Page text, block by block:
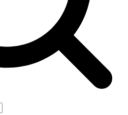
Legends собран рядом с отзывами
нужный набор, согласуете
с обновлёнными коллекциями,
стиль и поддерживая
сезонных событиях.